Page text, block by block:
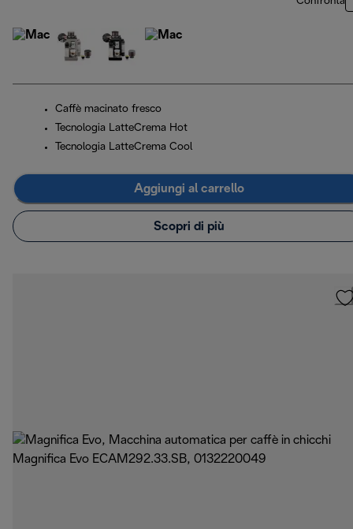
Caffè macinato fresco
Tecnologia LatteCrema Hot
Tecnologia LatteCrema Cool
Aggiungi al carrello
Scopri di più